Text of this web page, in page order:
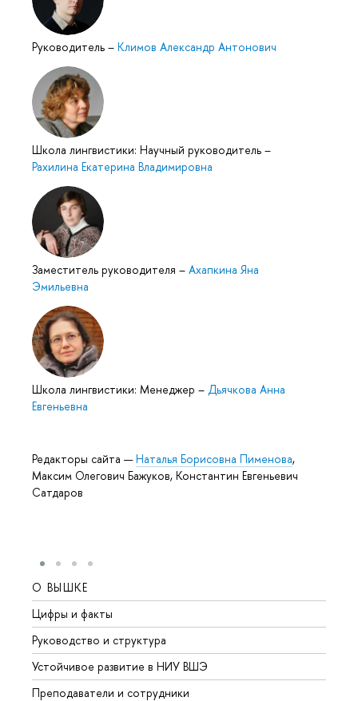
Руководитель – Климов Александр Антонович
Школа лингвистики: Научный руководитель –
Рахилина Екатерина Владимировна
Заместитель руководителя – Ахапкина Яна
Эмильевна
Школа лингвистики: Менеджер – Дьячкова Анна
Евгеньевна
Редакторы сайта —Наталья Борисовна Пименова,
Максим Олегович Бажуков, Константин Евгеньевич
Сатдаров
О ВЫШКЕ
Цифры и факты
Руководство и структура
Устойчивое развитие в НИУ ВШЭ
Преподаватели и сотрудники